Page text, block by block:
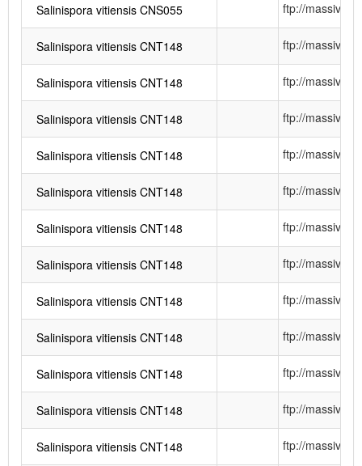
Salinispora vitiensis CNS055 ftp://
Salinispora vitiensis CNT148 ftp://
Salinispora vitiensis CNT148 ftp://
Salinispora vitiensis CNT148 ftp://
Salinispora vitiensis CNT148 ftp://
Salinispora vitiensis CNT148 ftp://
Salinispora vitiensis CNT148 ftp://
Salinispora vitiensis CNT148 ftp://
Salinispora vitiensis CNT148 ftp://
Salinispora vitiensis CNT148 ftp://
Salinispora vitiensis CNT148 ftp://
Salinispora vitiensis CNT148 ftp://
Salinispora vitiensis CNT148 ftp://